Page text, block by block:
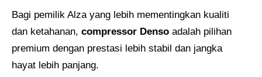
Bagi pemilik Alza yang lebih mementingkan kualiti
dan ketahanan, compressor Denso adalah pilihan
premium dengan prestasi lebih stabil dan jangka
hayat lebih panjang.